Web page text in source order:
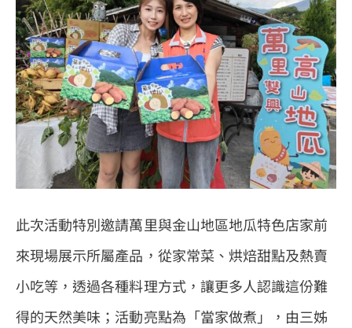
此次活動特別邀請萬里與金山地區地瓜特色店家前
來現場展示所屬產品，從家常菜、烘焙甜點及熱賣
小吃等，透過各種料理方式，讓更多人認識這份難
得的天然美味；活動亮點為「當家做煮」，由三姊